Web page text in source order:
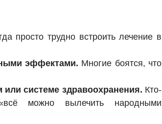
просто трудно встроить лечение в
эффектами. Многие боятся, что
или системе здравоохранения. Кто-
можно вылечить народными